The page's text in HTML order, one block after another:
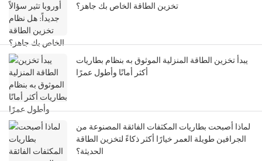
تخزين الطاقة الخاص بك جاهز؟
يبدأ تخزين الطاقة المنزلية الموثوق به بنظام بطاريات
أكثر أمانًا وأطول عمرًا
لماذا أصبحت بطاريات المكثفات الفائقة المصنوعة من
الجرافين طويلة العمر خيارًا أكثر ذكاءً لتخزين الطاقة
الحديثة؟